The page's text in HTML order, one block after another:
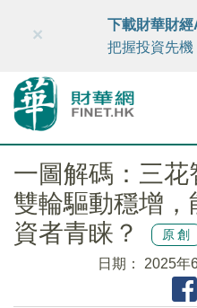
財華智庫網 FINTV
×
下載財華財經
把握投資先機
一圖解碼：三花
雙輪驅動穩增，
資者青睐？
原創
日期： 2025年